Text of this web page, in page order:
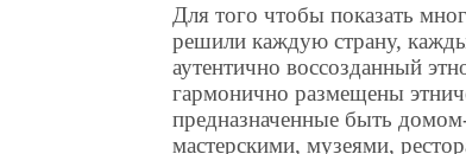
Для того чтобы показать
решили каждую страну,
аутентично воссозданный
гармонично размещены
предназначенные быть
мастерскими, музеями,